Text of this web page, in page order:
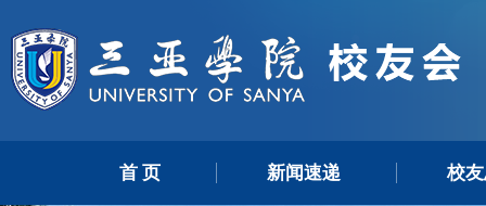
首 页 新闻速递 校